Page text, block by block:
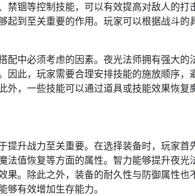
禁锢等控制技能，可以有效提高对敌人的打
起到至关重要的作用。玩家可以根据战斗的
配中必须考虑的因素。夜光法师拥有强大的
因此，玩家需要合理安排技能的施放顺序，
外，一些技能可以通过道具或技能效果恢复
提升战力至关重要。在选择装备时，玩家首
法值恢复等方面的属性。智力能够提升夜光
果。除此之外，装备的耐久性与防御属性也
够有效增加生存能力。